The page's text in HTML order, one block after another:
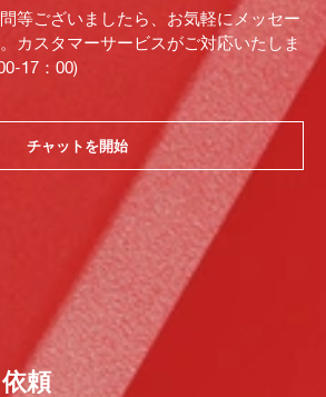
等ございましたら、お気軽にメッセー
カスタマーサービスがご対応いたしま
17：00)
チャットを開始
頼